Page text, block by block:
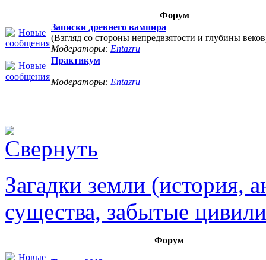
Форум
Записки древнего вампира
(Взгляд со стороны непредвзятости и глубины
Модераторы: Entazru
Практикум
Модераторы: Entazru
Загадки земли (история,
существа, забытые
Форум